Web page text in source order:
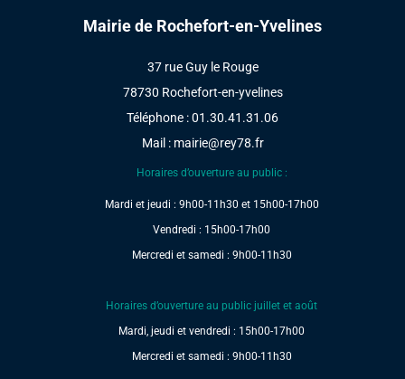
Mairie de Rochefort-en-Yvelines
37 rue Guy le Rouge
78730 Rochefort-en-yvelines
Téléphone : 01.30.41.31.06
Mail : mairie@rey78.fr
Horaires d’ouverture au public :
Mardi et jeudi : 9h00-11h30 et 15h00-17h00
Vendredi : 15h00-17h00
Mercredi et samedi : 9h00-11h30
Horaires d’ouverture au public juillet et août
Mardi, jeudi et vendredi : 15h00-17h00
Mercredi et samedi : 9h00-11h30